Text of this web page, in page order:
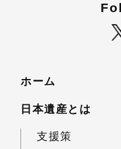
ホーム
日本遺産とは
支援策